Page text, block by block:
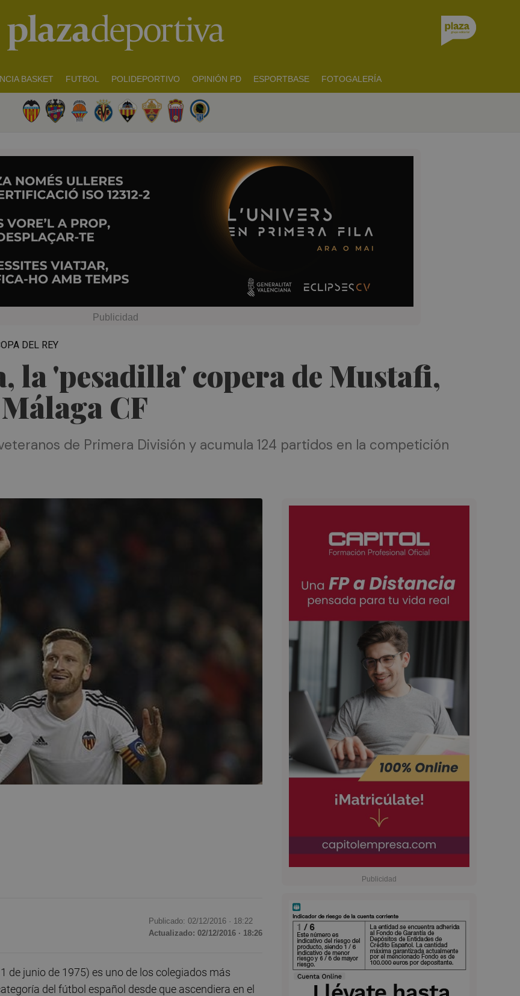
BASKET FUTBOL POLIDEPORTIVO OPINIÓN PD ESPORTBASE FOTOGALERÍA
la 'pesadilla' copera de Mustafi,
CF
DEL REY
de Primera División y acumula 124 partidos en la competición
Publicado: 02/12/2016 · 18:22
Actualizado: 02/12/2016 · 18:26
de junio de 1975) es uno de los colegiados más
del fútbol español desde que ascendiera en el